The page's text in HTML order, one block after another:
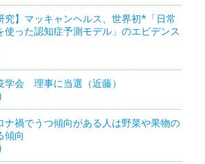
究】マッキャンヘルス、世界初*「日常
使った認知症予測モデル」のエビデンス
学会 理事に当選（近藤）
ナ禍でうつ傾向がある人は野菜や果物の
傾向